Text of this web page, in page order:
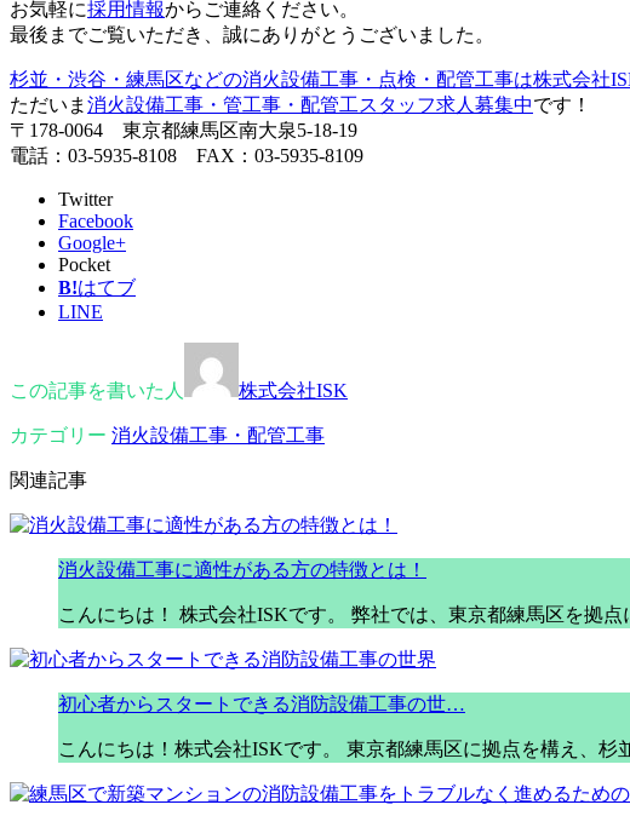
お気軽に採用情報からご連絡ください。
最後までご覧いただき、誠にありがとうございました。
杉並・渋谷・練馬区などの消火設備工事・点検・配管工事は株式会社
ただいま 消火設備工事・管工事・配管工スタッフ求人募集中です！
〒178-0064 東京都練馬区南大泉5-18-19
電話：03-5935-8108 FAX：03-5935-8109
Twitter
Facebook
Google+
Pocket
B!はてブ
LINE
この記事を書いた人 株式会社ISK
カテゴリー 消火設備工事・配管工事
関連記事
消火設備工事に適性がある方の特徴とは！
こんにちは！ 株式会社ISKです。 弊社では、東京都練馬区を拠
初心者からスタートできる消防設備工事の世…
こんにちは！株式会社ISKです。 東京都練馬区に拠点を構え、